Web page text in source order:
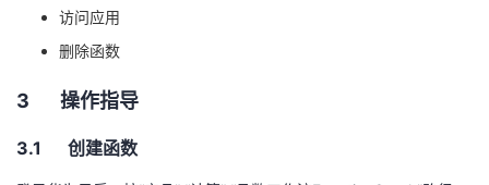
我
访问应用
删除函数
3 操作指导
3.1 创建函数